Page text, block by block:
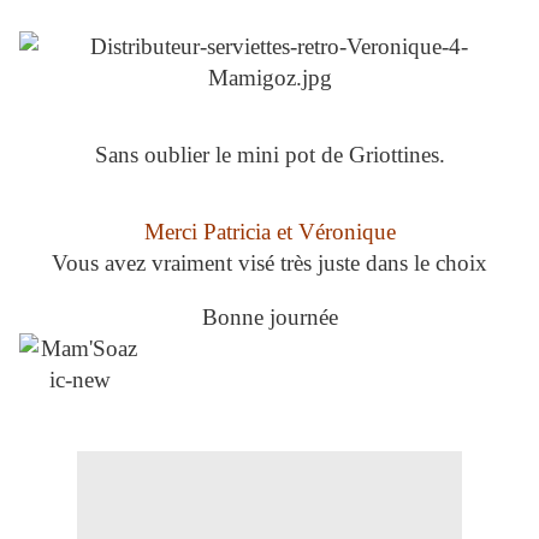
Sans oublier le mini pot de Griottines.
Merci Patricia et Véronique
Vous avez vraiment visé très juste dans le choix
Bonne journée